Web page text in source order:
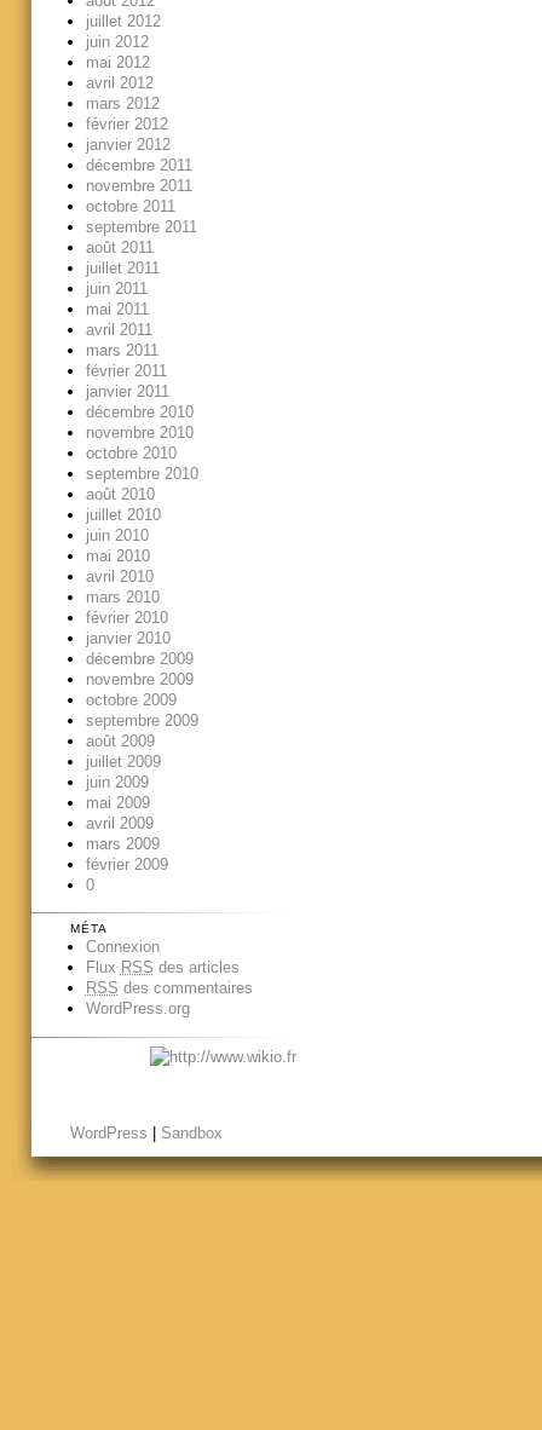
juillet 2012
juin 2012
mai 2012
avril 2012
mars 2012
février 2012
janvier 2012
décembre 2011
novembre 2011
octobre 2011
septembre 2011
août 2011
juillet 2011
juin 2011
mai 2011
avril 2011
mars 2011
février 2011
janvier 2011
décembre 2010
novembre 2010
octobre 2010
septembre 2010
août 2010
juillet 2010
juin 2010
mai 2010
avril 2010
mars 2010
février 2010
janvier 2010
décembre 2009
novembre 2009
octobre 2009
septembre 2009
août 2009
juillet 2009
juin 2009
mai 2009
avril 2009
mars 2009
février 2009
0
MÉTA
Connexion
Flux RSS des articles
RSS des commentaires
WordPress.org
WordPress Sandbox